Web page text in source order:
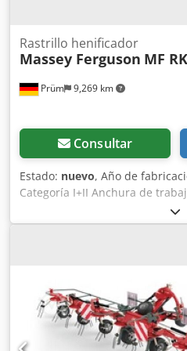
Prüm 9,269 km
Rastrillo henificador
Massey Ferguson MF
Consultar
Estado: nuevo, Año de
Categoría I+II Anchura de
Anchura del rajo aprox. m 1,20
transporte aprox. m 2,75
transporte aprox. m (brazos
Diámetro del rotor m 2,74
10/10 Rastrillos dobles por
del rotor 3x 16/6.50-8
10.0/75 - 15.3 Potencia